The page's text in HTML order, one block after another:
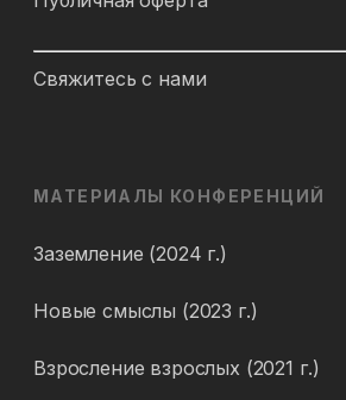
Свяжитесь с нами
МАТЕРИАЛЫ КОНФЕРЕНЦИЙ
Заземление (2024 г.)
Новые смыслы (2023 г.)
Взросление взрослых (2021 г.)